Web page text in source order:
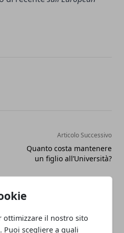
ottimizzare il nostro sito
Puoi scegliere a quali
Articolo Successivo
Quanto costa mantenere
un figlio all’Università?